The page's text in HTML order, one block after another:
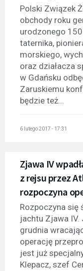
Polski Związek
obchody roku
urodzonego
taternika,
morskiego,
oraz działacza
w Gdańsku
Zaruskiemu
będzie też...
6 lutego 2017 - 17:31
Zjawa IV
z rejsu przez
rozpoczyna
Rozpoczyna się
jachtu Zjawa IV.
grudnia
operację
jest już
Klepacz, szef